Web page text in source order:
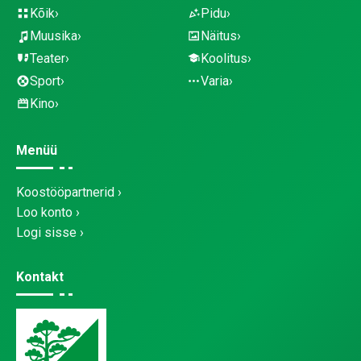
Kõik
Muusika
Teater
Sport
Kino
Pidu
Näitus
Koolitus
Varia
Menüü
Koostööpartnerid
Loo konto
Logi sisse
Kontakt